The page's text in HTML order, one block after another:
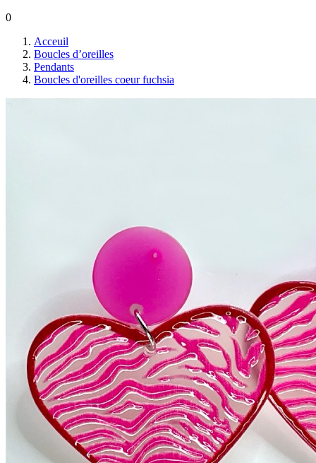
0
Acceuil
Boucles d’oreilles
Pendants
Boucles d'oreilles coeur fuchsia